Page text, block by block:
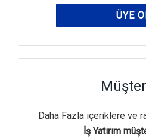
ÜYE
Daha Fazla içeriklere ve
İş Yatırım